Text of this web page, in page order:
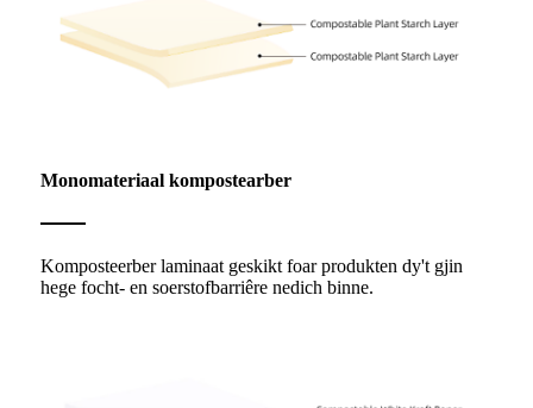
Monomateriaal kompostearber
Komposteerber laminaat geskikt foar produkten dy't gjin
hege focht- en soerstofbarriêre nedich binne.